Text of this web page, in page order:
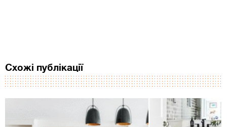
Схожі публікації